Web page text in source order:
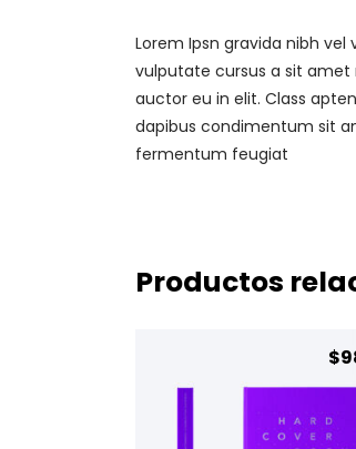
Lorem Ipsn gravida nibh
vulputate cursus a sit amet
auctor eu in elit. Class
dapibus condimentum sit
fermentum feugiat
Productos
$